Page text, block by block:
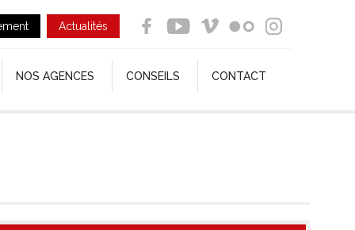
Actualités
NOS AGENCES CONSEILS CONTACT